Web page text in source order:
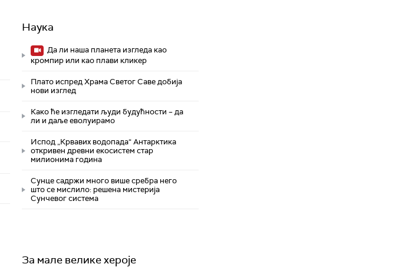
Наука
Да ли наша планета изгледа као
кромпир или као плави кликер
Плато испред Храма Светог Саве добија
нови изглед
Како ће изгледати људи будућности – да
ли и даље еволуирамо
Испод „Крвавих водопада“ Антарктика
откривен древни екосистем стар
милионима година
Сунце садржи много више сребра него
што се мислило: решена мистерија
Сунчевог система
За мале велике хероје